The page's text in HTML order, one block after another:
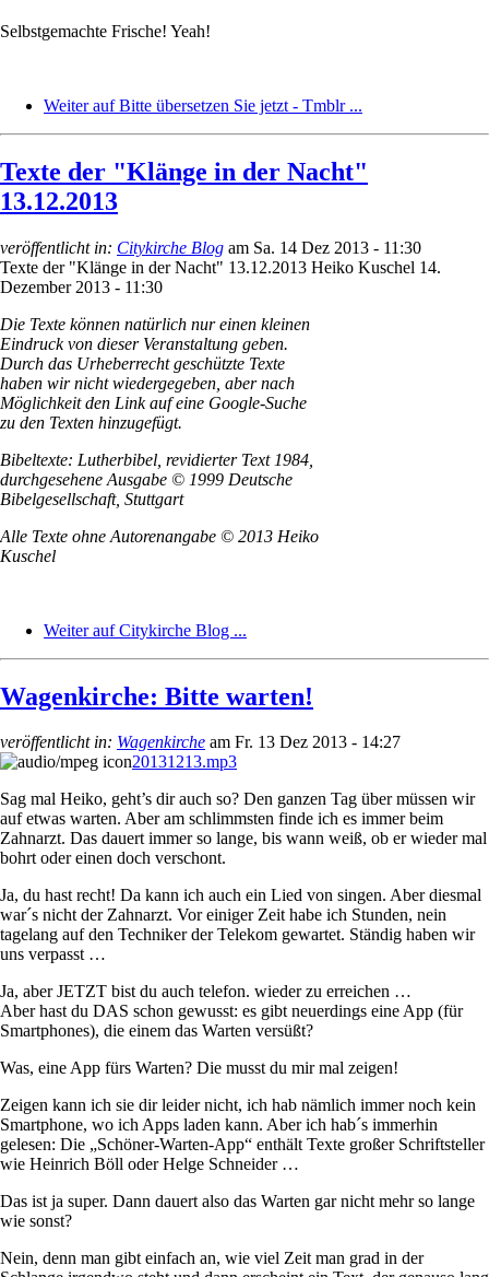
Selbstgemachte Frische! Yeah!
Weiter auf Bitte übersetzen Sie jetzt - Tmblr ...
Texte der "Klänge in der Nacht"
13.12.2013
veröffentlicht in: Citykirche Blog am Sa. 14 Dez 2013 - 11:30
Texte der "Klänge in der Nacht" 13.12.2013 Heiko Kuschel 14.
Dezember 2013 - 11:30
Die Texte können natürlich nur einen kleinen
Eindruck von dieser Veranstaltung geben.
Durch das Urheberrecht geschützte Texte
haben wir nicht wiedergegeben, aber nach
Möglichkeit den Link auf eine Google-Suche
zu den Texten hinzugefügt.
Bibeltexte: Lutherbibel, revidierter Text 1984,
durchgesehene Ausgabe © 1999 Deutsche
Bibelgesellschaft, Stuttgart
Alle Texte ohne Autorenangabe © 2013 Heiko
Kuschel
Weiter auf Citykirche Blog ...
Wagenkirche: Bitte warten!
veröffentlicht in: Wagenkirche am Fr. 13 Dez 2013 - 14:27
20131213.mp3
Sag mal Heiko, geht’s dir auch so? Den ganzen Tag über müssen wir
auf etwas warten. Aber am schlimmsten finde ich es immer beim
Zahnarzt. Das dauert immer so lange, bis wann weiß, ob er wieder mal
bohrt oder einen doch verschont.
Ja, du hast recht! Da kann ich auch ein Lied von singen. Aber diesmal
war´s nicht der Zahnarzt. Vor einiger Zeit habe ich Stunden, nein
tagelang auf den Techniker der Telekom gewartet. Ständig haben wir
uns verpasst …
Ja, aber JETZT bist du auch telefon. wieder zu erreichen …
Aber hast du DAS schon gewusst: es gibt neuerdings eine App (für
Smartphones), die einem das Warten versüßt?
Was, eine App fürs Warten? Die musst du mir mal zeigen!
Zeigen kann ich sie dir leider nicht, ich hab nämlich immer noch kein
Smartphone, wo ich Apps laden kann. Aber ich hab´s immerhin
gelesen: Die „Schöner-Warten-App“ enthält Texte großer Schriftsteller
wie Heinrich Böll oder Helge Schneider …
Das ist ja super. Dann dauert also das Warten gar nicht mehr so lange
wie sonst?
Nein, denn man gibt einfach an, wie viel Zeit man grad in der